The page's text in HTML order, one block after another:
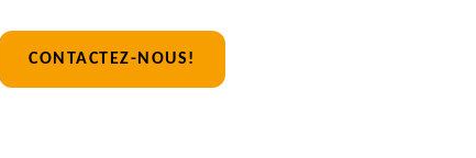
CONTACTEZ-NOUS!